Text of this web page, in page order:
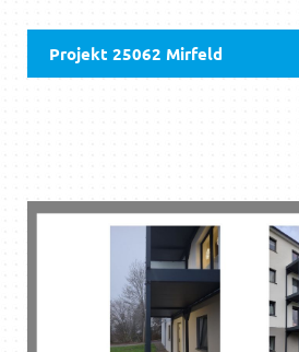
Projekt 25062 Mirfeld
DOWNLOAD PDF